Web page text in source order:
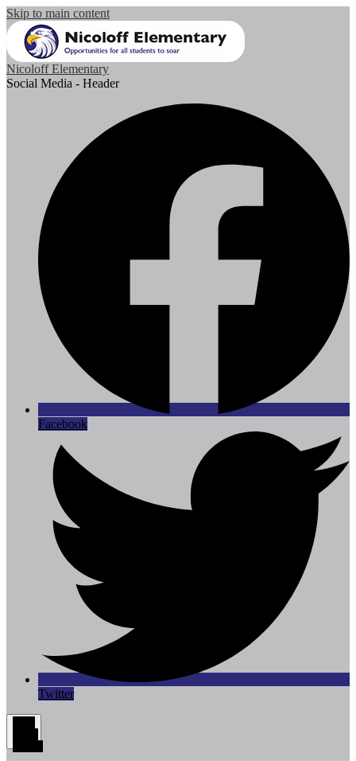
Skip to main content
Nicoloff Elementary
Social Media - Header
Facebook
Twitter